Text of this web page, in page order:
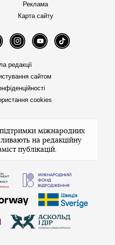
Реклама
Карта сайту
Twitter InstagramYouTube TikTok
редакції
сайтом
cookies
міжнародних
на редакційну
публікацій.